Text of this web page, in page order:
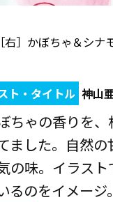
［右］かぼちゃ＆シナ
ト・タイトル 神山
ちゃの香りを
ました。自然
の味。イラス
るのをイメージ。